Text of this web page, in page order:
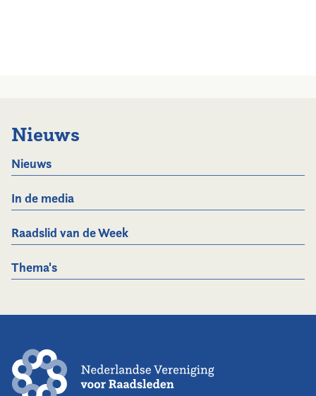
Nieuws
Nieuws
In de media
Raadslid van de Week
Thema's